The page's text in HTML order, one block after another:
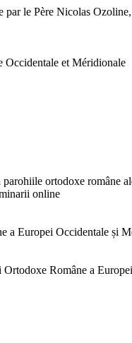
le Père Nicolas
Occidentale et Méridionale
ortodoxe române
online
a Europei Occidentale și
Române a